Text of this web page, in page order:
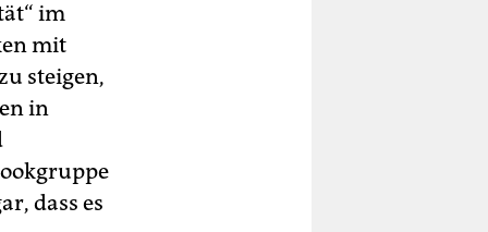
im
mit
steigen,
in
dass es